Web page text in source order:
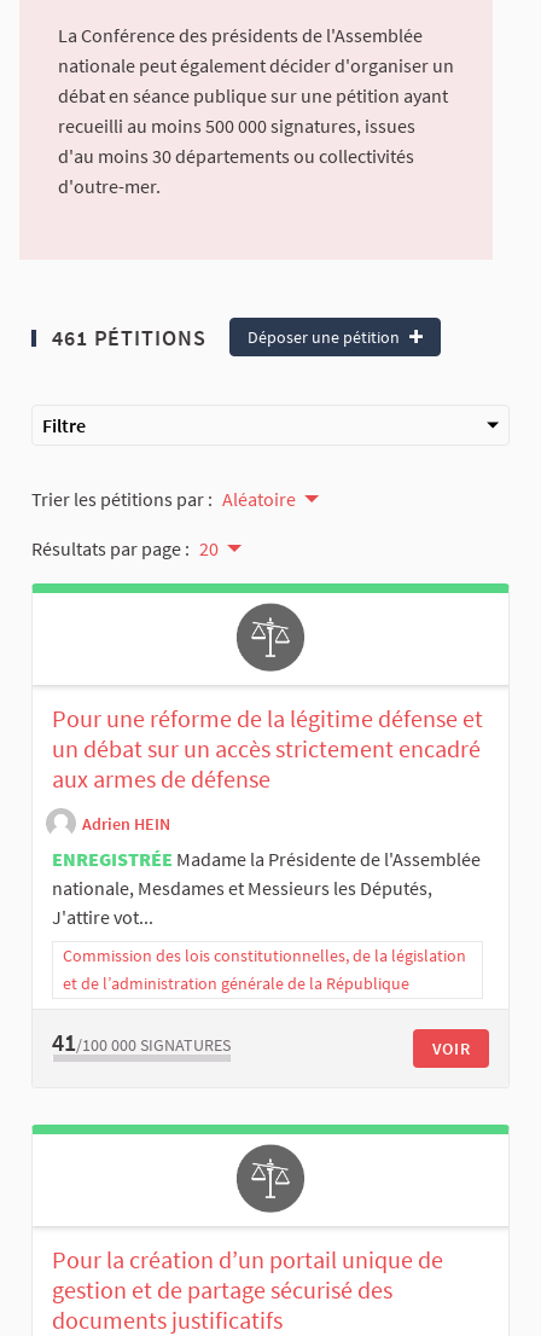
La Conférence des présidents de l'Assemblée
nationale peut également décider d'organiser un
débat en séance publique sur une pétition ayant
recueilli au moins 500 000 signatures, issues
d'au moins 30 départements ou collectivités
d'outre-mer.
461 PÉTITIONS Déposer une pétition
Filtre
Trier les pétitions par : Aléatoire
Résultats par page : 20
Pour une réforme de la légitime défense et
un débat sur un accès strictement encadré
aux armes de défense
Adrien HEIN
ENREGISTRÉE Madame la Présidente de l'Assemblée
nationale, Mesdames et Messieurs les Députés,
J'attire vot...
Commission des lois constitutionnelles, de la législation
et de l’administration générale de la République
41/100 000 SIGNATURES VOIR
Pour la création d’un portail unique de
gestion et de partage sécurisé des
documents justificatifs